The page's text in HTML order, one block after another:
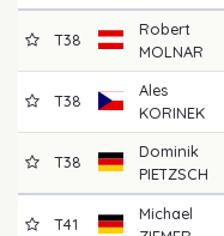
T38
Robert
MOLNAR
T38
Ales
KORINEK
T38
Dominik
PIETZSCH
T41
Michael